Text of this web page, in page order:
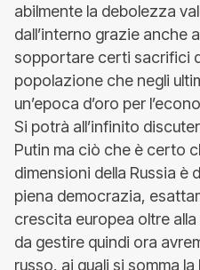
abilmente la debolezza
dall’interno grazie anche
sopportare certi sacrifici
popolazione che negli
un’epoca d’oro per
Si potrà all’infinito
Putin ma ciò che è certo
dimensioni della Russia è
piena democrazia,
crescita europea oltre
da gestire quindi ora
russo, ai quali si somma